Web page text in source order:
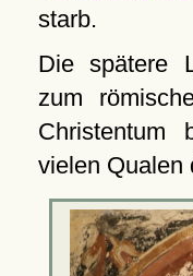
starb.
Die spätere
zum
Christentum
vielen Qualen